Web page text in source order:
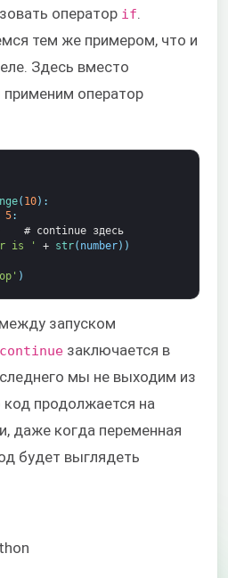
оператор if
тем же примером, что и
Здесь вместо
оператор
( 10) :
5:
# continue здесь
is ' + str( number) )
)
запуском
continue заключается в
мы не выходим из
код продолжается на
даже когда переменная
будет выглядеть